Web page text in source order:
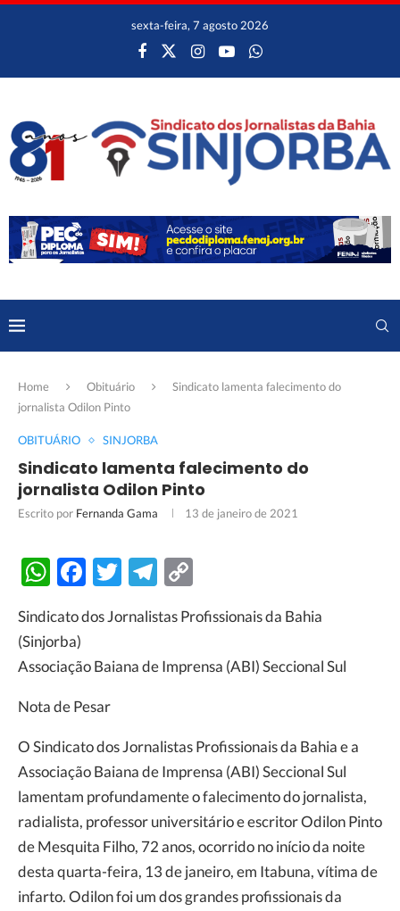
sexta-feira, 7 agosto 2026
Home Obituário
Sindicato lamenta falecimento do
jornalista Odilon Pinto
OBITUÁRIO SINJORBA
Sindicato lamenta falecimento do
jornalista Odilon Pinto
Escrito por Fernanda Gama 13 de janeiro de 2021
WhatsApp
Facebook
TwitterTelegram
Sindicato dos Jornalistas Profissionais da Bahia
(Sinjorba)
Associação Baiana de Imprensa (ABI) Seccional Sul
Nota de Pesar
O Sindicato dos Jornalistas Profissionais da Bahia e a
Associação Baiana de Imprensa (ABI) Seccional Sul
lamentam profundamente o falecimento do jornalista,
radialista, professor universitário e escritor Odilon Pinto
de Mesquita Filho, 72 anos, ocorrido no início da noite
desta quarta-feira, 13 de janeiro, em Itabuna, vítima de
infarto. Odilon foi um dos grandes profissionais da